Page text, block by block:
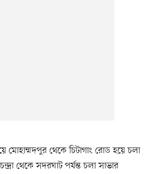
মোহাম্মদপুর থেকে চিটাগাং রোড হয়ে চলা
থেকে সদরঘাট পর্যন্ত চলা সাভার